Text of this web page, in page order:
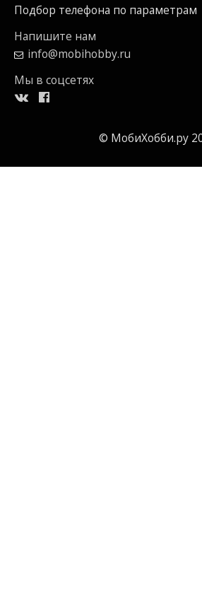
Подбор телефона по параметрам
Напишите нам
info@mobihobby.ru
Мы в соцсетях
© МобиХобби.ру